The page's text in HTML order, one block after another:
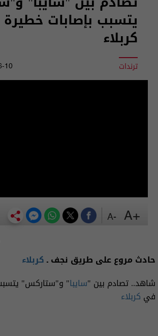
يتسبب بإصابات
كربلاء
ترندات
حادث مروع على طريق نجف ـكربلاء
شاهد.. تصادم بين "سايبا" و"ستاركس"
في كربلاء
+A
-A